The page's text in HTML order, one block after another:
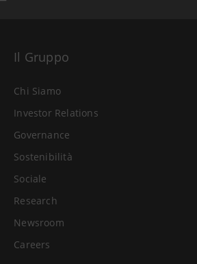
Il Gruppo
Chi Siamo
Investor Relations
Governance
Sostenibilità
Sociale
Research
Newsroom
Careers